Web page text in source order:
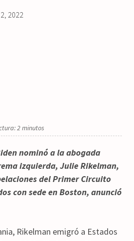
2022
2 minutos
nominó a la abogada
izquierda, Julie Rikelman,
del Primer Circuito
con sede en Boston, anunció
Rikelman emigró a Estados